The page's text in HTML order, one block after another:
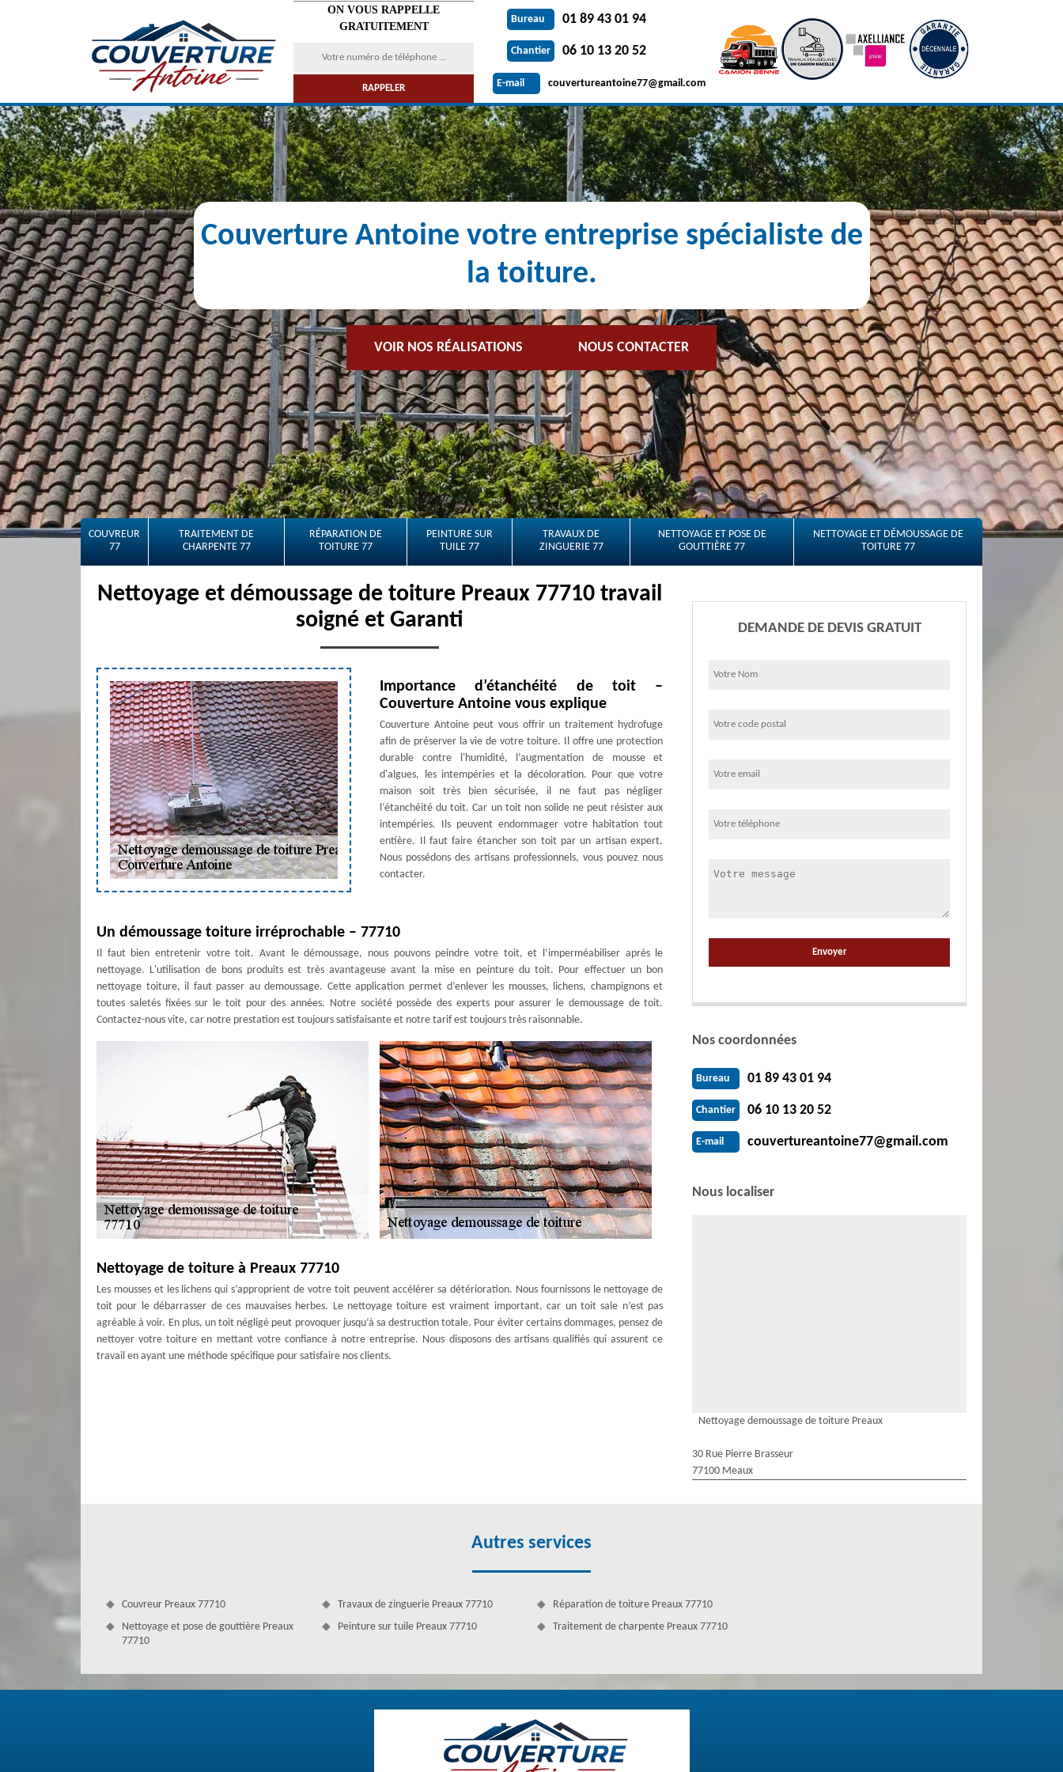
ON VOUS RAPPELLE
GRATUITEMENT
Bureau 01 89 43 01 94
Chantier 06 10 13 20 52
E-mail couvertureantoine77@gmail.com
Couverture Antoine votre entreprise spécialiste de
la toiture.
VOIR NOS RÉALISATIONS NOUS CONTACTER
COUVREUR
77
TRAITEMENT DE
CHARPENTE 77
RÉPARATION DE
TOITURE 77
PEINTURE SUR
TUILE 77
TRAVAUX DE
ZINGUERIE 77
NETTOYAGE ET POSE DE
GOUTTIÈRE 77
NETTOYAGE ET DÉMOUSSAGE DE
TOITURE 77
Nettoyage et démoussage de toiture Preaux 77710 travail
soigné et Garanti
Importance d’étanchéité de toit –
Couverture Antoine vous explique
Couverture Antoine peut vous offrir un traitement hydrofuge
afin de préserver la vie de votre toiture. Il offre une protection
durable contre l'humidité, l’augmentation de mousse et
d'algues, les intempéries et la décoloration. Pour que votre
maison soit très bien sécurisée, il ne faut pas négliger
l’étanchéité du toit. Car un toit non solide ne peut résister aux
intempéries. Ils peuvent endommager votre habitation tout
entière. Il faut faire étancher son toit par un artisan expert.
Nous possédons des artisans professionnels, vous pouvez nous
contacter.
Un démoussage toiture irréprochable – 77710
Il faut bien entretenir votre toit. Avant le démoussage, nous pouvons peindre votre toit, et l’imperméabiliser après le
nettoyage. L'utilisation de bons produits est très avantageuse avant la mise en peinture du toit. Pour effectuer un bon
nettoyage toiture, il faut passer au demoussage. Cette application permet d’enlever les mousses, lichens, champignons et
toutes saletés fixées sur le toit pour des années. Notre société possède des experts pour assurer le demoussage de toit.
Contactez-nous vite, car notre prestation est toujours satisfaisante et notre tarif est toujours très raisonnable.
Nettoyage de toiture à Preaux 77710
Les mousses et les lichens qui s’approprient de votre toit peuvent accélérer sa détérioration. Nous fournissons le nettoyage de
toit pour le débarrasser de ces mauvaises herbes. Le nettoyage toiture est vraiment important, car un toit sale n’est pas
agréable à voir. En plus, un toit négligé peut provoquer jusqu’à sa destruction totale. Pour éviter certains dommages, pensez de
nettoyer votre toiture en mettant votre confiance à notre entreprise. Nous disposons des artisans qualifiés qui assurent ce
travail en ayant une méthode spécifique pour satisfaire nos clients.
Le démoussage est indispensable pour échapper aux dommages irréparables. Bon pour les tuiles, le démoussage revivifiera
votre toiture. Bien qu'il soit défiant de le faire vous-même, bénéficiez de notre service pour faire la tâche. Le demoussage de
DEMANDE DE DEVIS GRATUIT
Nos coordonnées
Bureau 01 89 43 01 94
Chantier 06 10 13 20 52
E-mail couvertureantoine77@gmail.com
Nous localiser
Nettoyage demoussage de toiture Preaux
30 Rue Pierre Brasseur
77100 Meaux
Autres services
Couvreur Preaux 77710
Nettoyage et pose de gouttière Preaux
77710
Travaux de zinguerie Preaux 77710
Peinture sur tuile Preaux 77710
Réparation de toiture Preaux 77710
Traitement de charpente Preaux 77710